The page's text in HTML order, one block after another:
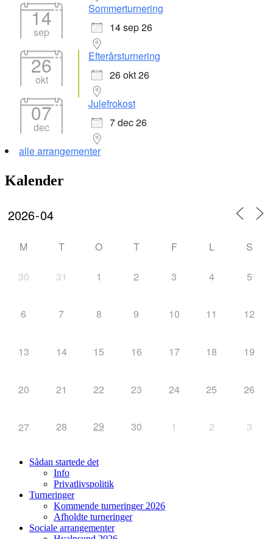
14
sep
Sommerturnering
14 sep 26
26
okt
Efterårsturnering
26 okt 26
07
dec
Julefrokost
7 dec 26
alle arrangementer
Kalender
M T O T F L S
30 31 1 2 3 4 5
6 7 8 9 10 11 12
13 14 15 16 17 18 19
20 21 22 23 24 25 26
27 28 29 30 1 2 3
Sådan startede det
Info
Privatlivspolitik
Turneringer
Kommende turneringer 2026
Afholdte turneringer
Sociale arrangementer